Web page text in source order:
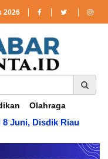
2026
Olahraga
Juni, Disdik Riau